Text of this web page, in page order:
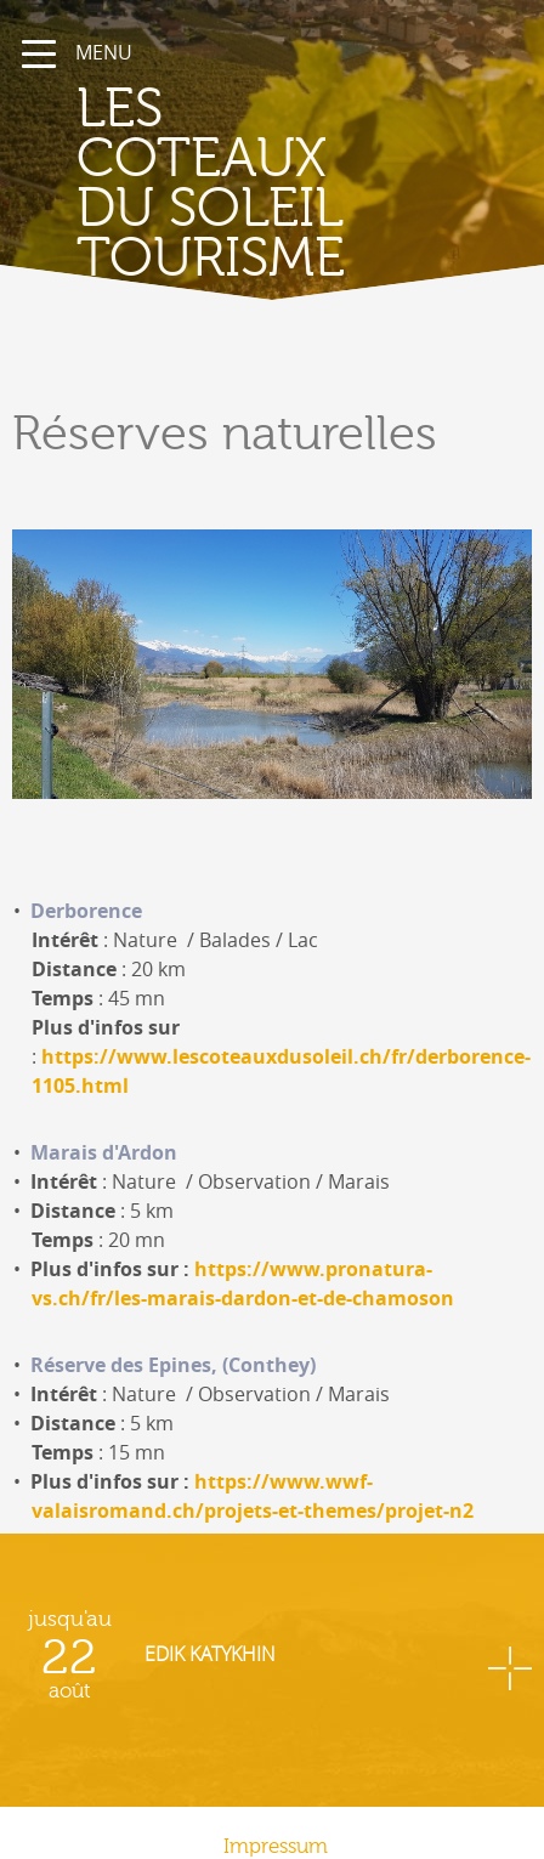
MENU
LES
COTEAUX
DU SOLEIL
TOURISME
Réserves naturelles
Derborence
Intérêt : Nature / Balades / Lac
Distance : 20 km
Temps : 45 mn
Plus d'infos sur
: https://www.lescoteauxdusoleil.ch/fr/derborence-
1105.html
Marais d'Ardon
Intérêt : Nature / Observation / Marais
Distance : 5 km
Temps : 20 mn
Plus d'infos sur : https://www.pronatura-
vs.ch/fr/les-marais-dardon-et-de-chamoson
Réserve des Epines, (Conthey)
Intérêt : Nature / Observation / Marais
Distance : 5 km
Temps : 15 mn
Plus d'infos sur : https://www.wwf-
valaisromand.ch/projets-et-themes/projet-n2
jusqu'au
22
août
EDIK KATYKHIN
Impressum